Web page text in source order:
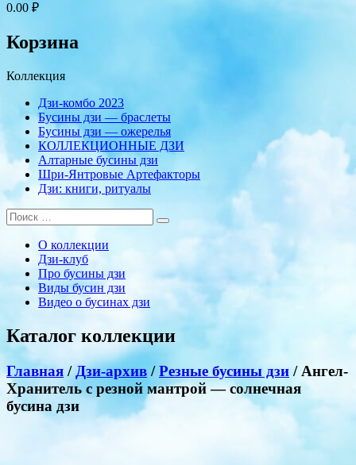
0.00 ₽
Корзина
Коллекция
Дзи-комбо 2023
Бусины дзи — браслеты
Бусины дзи — ожерелья
КОЛЛЕКЦИОННЫЕ ДЗИ
Алтарные бусины дзи
Шри-Янтровые Артефакторы
Дзи: книги, ритуалы
О коллекции
Дзи-клуб
Про бусины дзи
Виды бусин дзи
Видео о бусинах дзи
Каталог коллекции
Главная /Дзи-архив /Резные бусины дзи / Ангел-
Хранитель с резной мантрой — солнечная
бусина дзи